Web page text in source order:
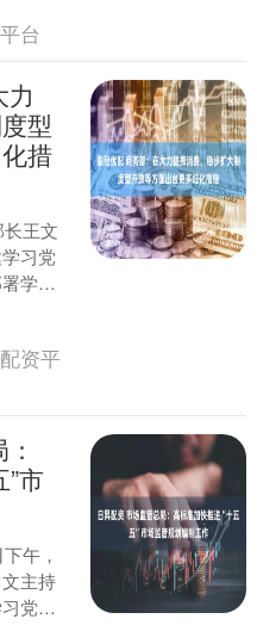
台
型
措
王文
习党
学习
。会
资平
市
午，
主持
党的